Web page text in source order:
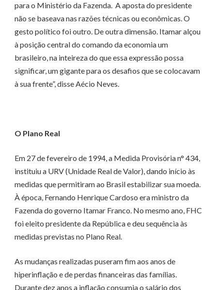
para o Ministério da Fazenda. A aposta do presidente
não se baseava nas razões técnicas ou econômicas. O
gesto político foi outro. De outra dimensão. Itamar alçou
à posição central do comando da economia um
brasileiro, na inteireza do que essa expressão possa
significar, um gigante para os desafios que se colocavam
à sua frente”, disse Aécio Neves.
O Plano Real
Em 27 de fevereiro de 1994, a Medida Provisória n° 434,
instituiu a URV (Unidade Real de Valor), dando início às
medidas que permitiram ao Brasil estabilizar sua moeda.
À época, Fernando Henrique Cardoso era ministro da
Fazenda do governo Itamar Franco. No mesmo ano, FHC
foi eleito presidente da República e deu sequência às
medidas previstas no Plano Real.
As mudanças realizadas puseram fim aos anos de
hiperinflação e de perdas financeiras das famílias.
Durante dez anos a inflação consumia o salário dos